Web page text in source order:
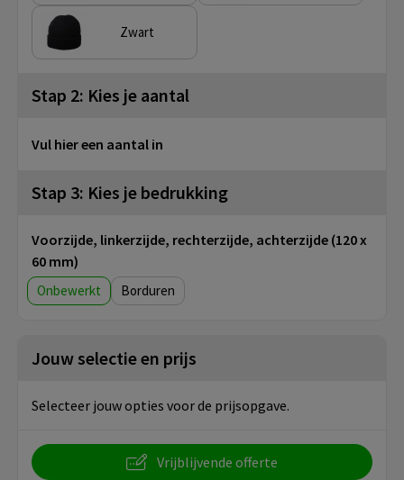
Zwart
Stap 2: Kies je aantal
Vul hier een aantal in
Stap 3: Kies je bedrukking
Voorzijde, linkerzijde, rechterzijde, achterzijde (120 x
60 mm)
Onbewerkt Borduren
Jouw selectie en prijs
Selecteer jouw opties voor de prijsopgave.
Vrijblijvende offerte